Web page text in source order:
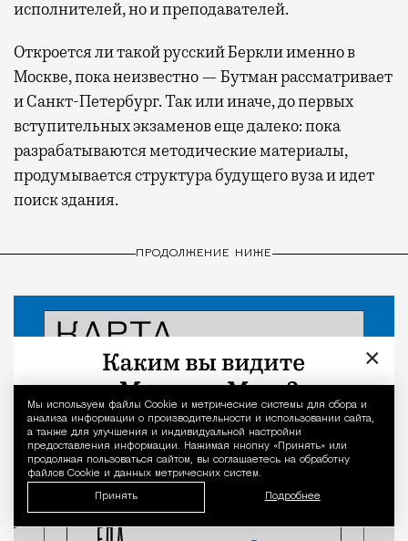
Уведомление
Мы используем файлы Сookie и метрические системы для сбора и
анализа информации о производительности и использовании сайта,
а также для улучшения и индивидуальной настройки
предоставления информации. Нажимая кнопку «Принять» или
продолжая пользоваться сайтом, вы соглашаетесь на обработку
файлов Cookie и данных метрических систем.
Принять Подробнее
исполнителей, но и преподавателей.
Откроется ли такой русский Беркли именно в
Москве, пока неизвестно — Бутман рассматривает
и Санкт-Петербург. Так или иначе, до первых
вступительных экзаменов еще далеко: пока
разрабатываются методические материалы,
продумывается структура будущего вуза и идет
поиск здания.
ПРОДОЛЖЕНИЕ НИЖЕ
×